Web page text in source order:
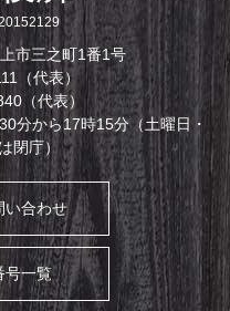
市三之町1番1号
（代表）
（代表）
分から17時15分（土曜日・
閉庁）
い合わせ
号一覧